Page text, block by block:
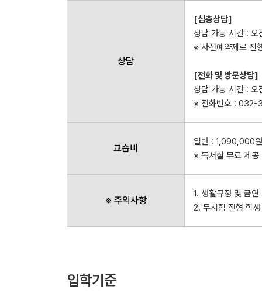
상담
[심층상담]
상담 가능 시간 :
※ 사전예약제로 진
[전화 및 방문상담]
상담 가능 시간 :
※ 전화번호 :
교습비
일반 : 1,090,000
※ 독서실 무료 제공
※ 주의사항
1. 생활규정 및 금
2. 무시험 전형 학
입학기준